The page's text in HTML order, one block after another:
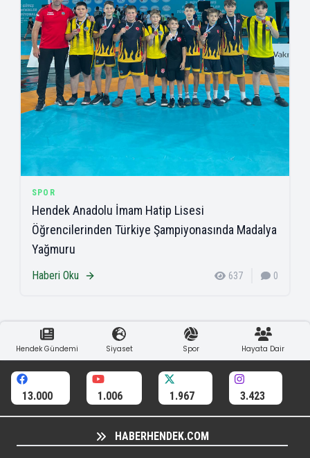
SPOR
Hendek Anadolu İmam Hatip Lisesi
Öğrencilerinden Türkiye Şampiyonasında Madalya
Yağmuru
Haberi Oku 637 0
Hendek Gündemi Siyaset Spor Hayata Dair
13.000 1.006 1.967 3.423
HABERHENDEK.COM